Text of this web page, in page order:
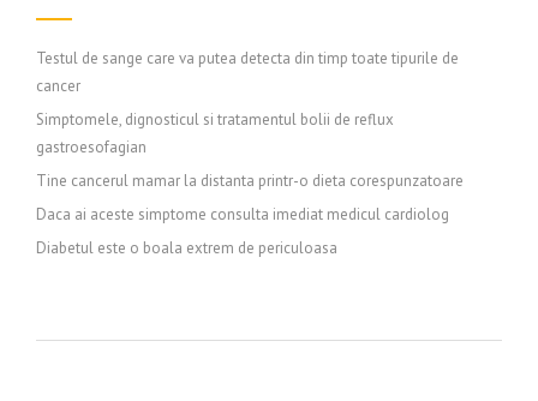
Testul de sange care va putea detecta din timp toate tipurile de
cancer
Simptomele, dignosticul si tratamentul bolii de reflux
gastroesofagian
Tine cancerul mamar la distanta printr-o dieta corespunzatoare
Daca ai aceste simptome consulta imediat medicul cardiolog
Diabetul este o boala extrem de periculoasa